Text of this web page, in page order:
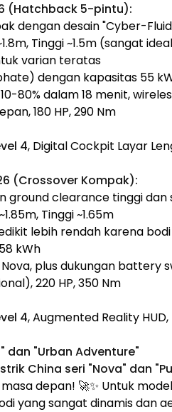
(Hatchback 5-pintu):
dengan desain "Cyber-
Tinggi ~1.5m (sangat
varian teratas
dengan kapasitas 55
80% dalam 18 menit,
180 HP, 290 Nm
4, Digital Cockpit Layar
(Crossover Kompak):
ground clearance tinggi
Tinggi ~1.65m
lebih rendah karena
kWh
plus dukungan battery
220 HP, 350 Nm
4, Augmented Reality
dan "Urban Adventure"
China seri "Nova" dan
depan! 🚀✨ Untuk
yang sangat dinamis dan